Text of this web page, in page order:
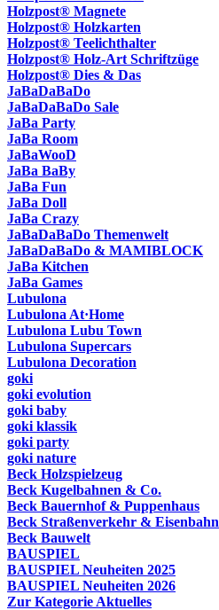
Holzpost® Magnete
Holzpost® Holzkarten
Holzpost® Teelichthalter
Holzpost® Holz-Art Schriftzüge
Holzpost® Dies & Das
JaBaDaBaDo
JaBaDaBaDo Sale
JaBa Party
JaBa Room
JaBaWooD
JaBa BaBy
JaBa Fun
JaBa Doll
JaBa Crazy
JaBaDaBaDo Themenwelt
JaBaDaBaDo & MAMIBLOCK
JaBa Kitchen
JaBa Games
Lubulona
Lubulona At·Home
Lubulona Lubu Town
Lubulona Supercars
Lubulona Decoration
goki
goki evolution
goki baby
goki klassik
goki party
goki nature
Beck Holzspielzeug
Beck Kugelbahnen & Co.
Beck Bauernhof & Puppenhaus
Beck Straßenverkehr & Eisenbahn
Beck Bauwelt
BAUSPIEL
BAUSPIEL Neuheiten 2025
BAUSPIEL Neuheiten 2026
Zur Kategorie Aktuelles